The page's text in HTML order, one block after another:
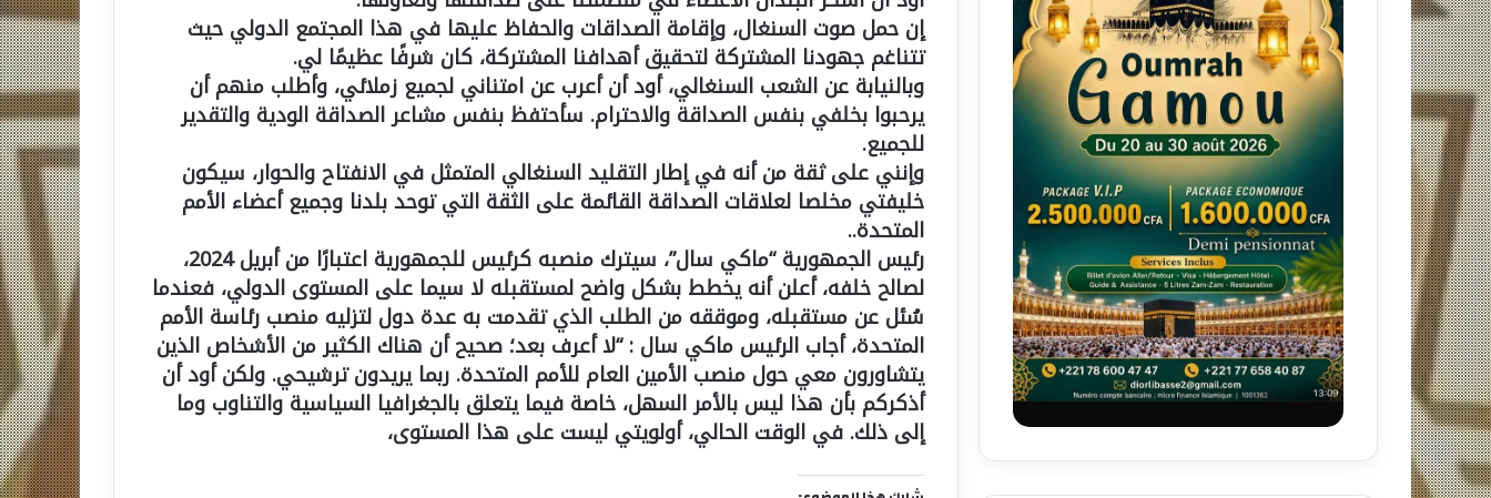
إن حمل صوت السنغال، وإقامة الصداقات والحفاظ عليها في هذا المجتمع الدولي حيث
تتناغم جهودنا المشتركة لتحقيق أهدافنا المشتركة، كان شرفًا عظيمًا لي.
وبالنيابة عن الشعب السنغالي، أود أن أعرب عن امتناني لجميع زملائي، وأطلب منهم أن
يرحبوا بخلفي بنفس الصداقة والاحترام. سأحتفظ بنفس مشاعر الصداقة الودية والتقدير
للجميع.
وإنني على ثقة من أنه في إطار التقليد السنغالي المتمثل في الانفتاح والحوار، سيكون
خليفتي مخلصا لعلاقات الصداقة القائمة على الثقة التي توحد بلدنا وجميع أعضاء الأمم
المتحدة..
رئيس الجمهورية “ماكي سال”، سيترك منصبه كرئيس للجمهورية اعتبارًا من أبريل 2024،
لصالح خلفه، أعلن أنه يخطط بشكل واضح لمستقبله لا سيما على المستوى الدولي، فعندما
سُئل عن مستقبله، وموققه من الطلب الذي تقدمت به عدة دول لتزليه منصب رئاسة الأمم
المتحدة، أجاب الرئيس ماكي سال : “لا أعرف بعد؛ صحيح أن هناك الكثير من الأشخاص الذين
يتشاورون معي حول منصب الأمين العام للأمم المتحدة. ربما يريدون ترشيحي. ولكن أود أن
أذكركم بأن هذا ليس بالأمر السهل، خاصة فيما يتعلق بالجغرافيا السياسية والتناوب وما
إلى ذلك. في الوقت الحالي، أولويتي ليست على هذا المستوى،